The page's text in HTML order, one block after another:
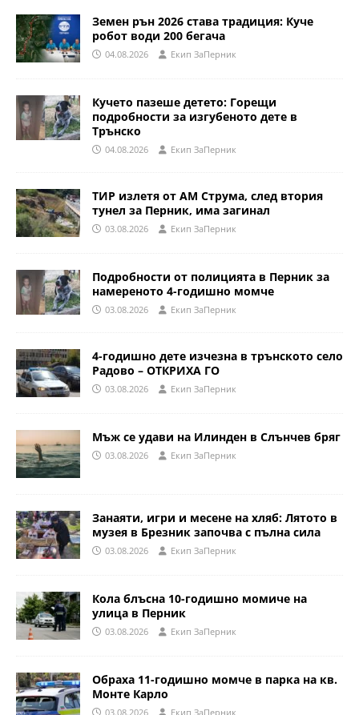
Земен рън 2026 става традиция: Куче
робот води 200 бегача
04.08.2026 Eкип ЗаПерник
Кучето пазеше детето: Горещи
подробности за изгубеното дете в
Трънско
04.08.2026 Eкип ЗаПерник
ТИР излетя от АМ Струма, след втория
тунел за Перник, има загинал
03.08.2026 Eкип ЗаПерник
Подробности от полицията в Перник за
намереното 4-годишно момче
03.08.2026 Eкип ЗаПерник
4-годишно дете изчезна в трънското село
Радово – ОТКРИХА ГО
03.08.2026 Eкип ЗаПерник
Мъж се удави на Илинден в Слънчев бряг
03.08.2026 Eкип ЗаПерник
Занаяти, игри и месене на хляб: Лятото в
музея в Брезник започва с пълна сила
03.08.2026 Eкип ЗаПерник
Кола блъсна 10-годишно момиче на
улица в Перник
03.08.2026 Eкип ЗаПерник
Обраха 11-годишно момче в парка на кв.
Монте Карло
03.08.2026 Eкип ЗаПерник